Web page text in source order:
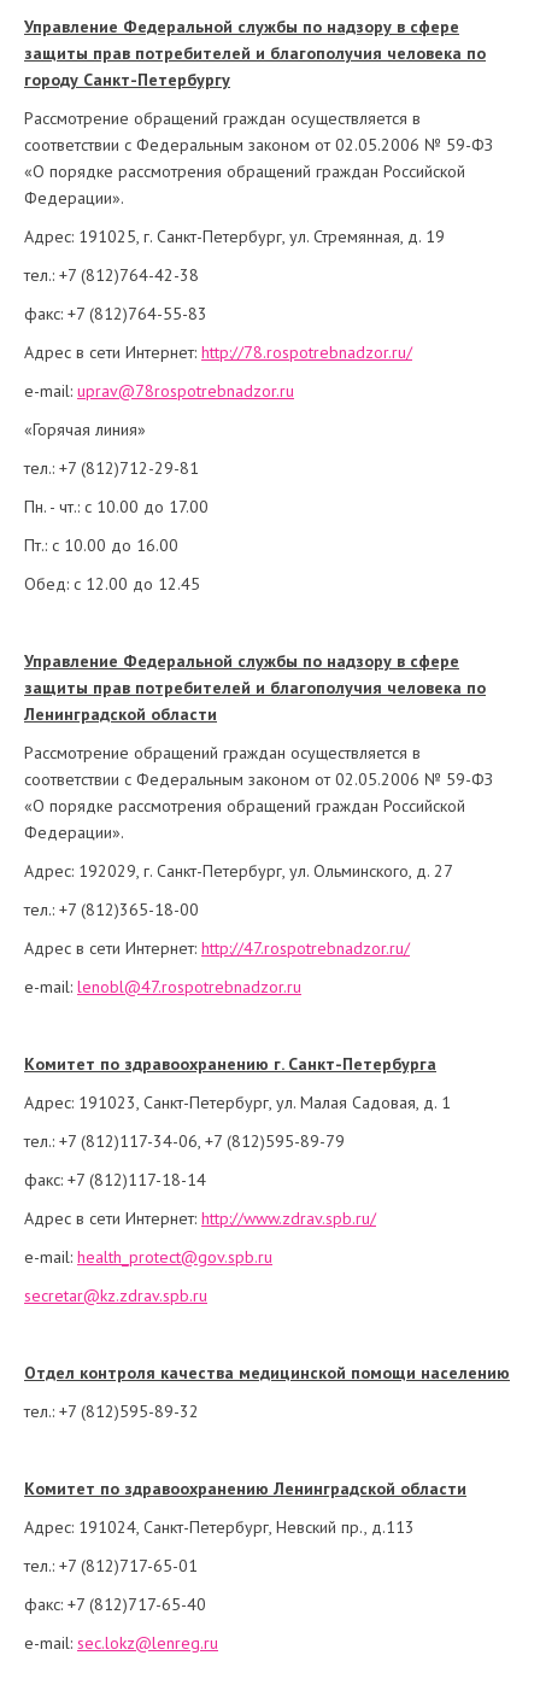
Управление Федеральной службы по надзору в сфере
защиты прав потребителей и благополучия человека по
городу Санкт-Петербургу
Рассмотрение обращений граждан осуществляется в
соответствии с Федеральным законом от 02.05.2006 № 59-ФЗ
«О порядке рассмотрения обращений граждан Российской
Федерации».
Адрес: 191025, г. Санкт-Петербург, ул. Стремянная, д. 19
тел.: +7 (812)764-42-38
факс: +7 (812)764-55-83
Адрес в сети Интернет: http://78.rospotrebnadzor.ru/
e-mail: uprav@78rospotrebnadzor.ru
«Горячая линия»
тел.: +7 (812)712-29-81
Пн. - чт.: с 10.00 до 17.00
Пт.: с 10.00 до 16.00
Обед: с 12.00 до 12.45
Управление Федеральной службы по надзору в сфере
защиты прав потребителей и благополучия человека по
Ленинградской области
Рассмотрение обращений граждан осуществляется в
соответствии с Федеральным законом от 02.05.2006 № 59-ФЗ
«О порядке рассмотрения обращений граждан Российской
Федерации».
Адрес: 192029, г. Санкт-Петербург, ул. Ольминского, д. 27
тел.: +7 (812)365-18-00
Адрес в сети Интернет: http://47.rospotrebnadzor.ru/
e-mail: lenobl@47.rospotrebnadzor.ru
Комитет по здравоохранению г. Санкт-Петербурга
Адрес: 191023, Санкт-Петербург, ул. Малая Садовая, д. 1
тел.: +7 (812)117-34-06, +7 (812)595-89-79
факс: +7 (812)117-18-14
Адрес в сети Интернет: http://www.zdrav.spb.ru/
e-mail: health_protect@gov.spb.ru
secretar@kz.zdrav.spb.ru
Отдел контроля качества медицинской помощи населению
тел.: +7 (812)595-89-32
Комитет по здравоохранению Ленинградской области
Адрес: 191024, Санкт-Петербург, Невский пр., д.113
тел.: +7 (812)717-65-01
факс: +7 (812)717-65-40
e-mail: sec.lokz@lenreg.ru